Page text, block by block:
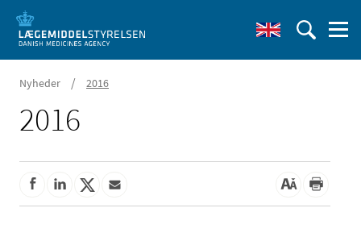
Nyheder / 2016
2016